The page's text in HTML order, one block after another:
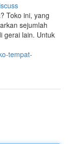
Toko ini, yang
sejumlah
gerai lain. Untuk
tempat-